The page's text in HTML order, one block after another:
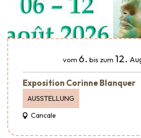
vom 6. bis zum 12.
Exposition Corinne Blanquer
AUSSTELLUNG
Cancale